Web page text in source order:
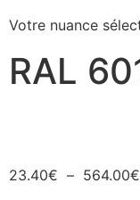
Votre nuance
RAL
23.40€ – 564.00€